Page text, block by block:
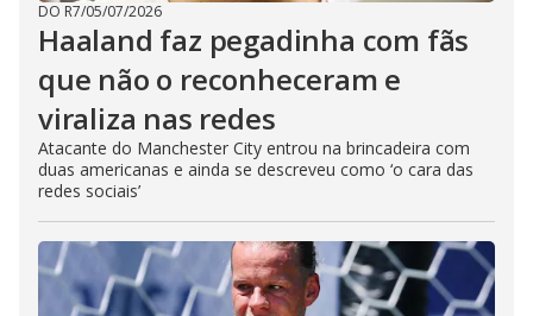
DO R7/05/07/2026
Haaland faz pegadinha com fãs
que não o reconheceram e
viraliza nas redes
Atacante do Manchester City entrou na brincadeira com
duas americanas e ainda se descreveu como ‘o cara das
redes sociais’